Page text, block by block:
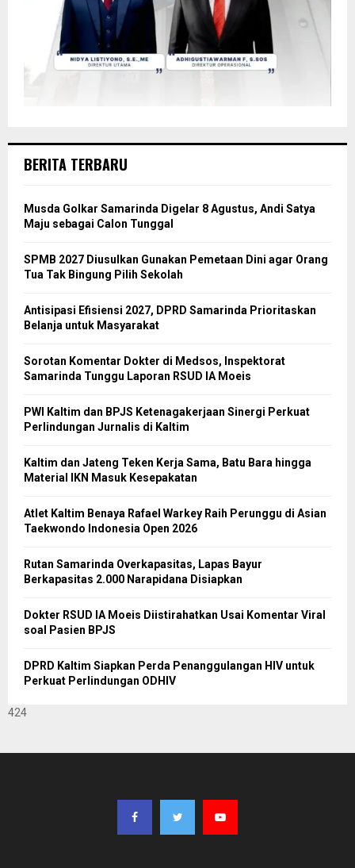
BERITA TERBARU
Musda Golkar Samarinda Digelar 8 Agustus, Andi Satya
Maju sebagai Calon Tunggal
SPMB 2027 Diusulkan Gunakan Pemetaan Dini agar Orang
Tua Tak Bingung Pilih Sekolah
Antisipasi Efisiensi 2027, DPRD Samarinda Prioritaskan
Belanja untuk Masyarakat
Sorotan Komentar Dokter di Medsos, Inspektorat
Samarinda Tunggu Laporan RSUD IA Moeis
PWI Kaltim dan BPJS Ketenagakerjaan Sinergi Perkuat
Perlindungan Jurnalis di Kaltim
Kaltim dan Jateng Teken Kerja Sama, Batu Bara hingga
Material IKN Masuk Kesepakatan
Atlet Kaltim Benaya Rafael Warkey Raih Perunggu di Asian
Taekwondo Indonesia Open 2026
Rutan Samarinda Overkapasitas, Lapas Bayur
Berkapasitas 2.000 Narapidana Disiapkan
Dokter RSUD IA Moeis Diistirahatkan Usai Komentar Viral
soal Pasien BPJS
DPRD Kaltim Siapkan Perda Penanggulangan HIV untuk
Perkuat Perlindungan ODHIV
424